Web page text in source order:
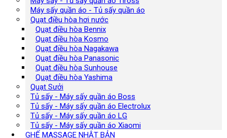
Máy sấy quần áo - Tủ sấy quần áo
Quạt điều hòa hơi nước
Quạt điều hòa Bennix
Quạt điều hòa Kosmo
Quạt điều hòa Nagakawa
Quạt điều hòa Panasonic
Quạt điều hòa Sunhouse
Quạt điều hòa Yashima
Quạt Sưởi
Tủ sấy - Máy sấy quần áo Boss
Tủ sấy - Máy sấy quần áo Electrolux
Tủ sấy - Máy sấy quần áo LG
Tủ sấy - Máy sấy quần áo Xiaomi
GHẾ MASSAGE NHẬT BẢN